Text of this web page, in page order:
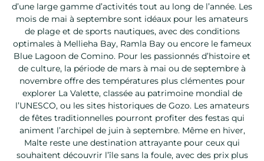
d’une large gamme d’activités tout au long de l’année. Les
mois de mai à septembre sont idéaux pour les amateurs
de plage et de sports nautiques, avec des conditions
optimales à Mellieha Bay, Ramla Bay ou encore le fameux
Blue Lagoon de Comino. Pour les passionnés d’histoire et
de culture, la période de mars à mai ou de septembre à
novembre offre des températures plus clémentes pour
explorer La Valette, classée au patrimoine mondial de
l’UNESCO, ou les sites historiques de Gozo. Les amateurs
de fêtes traditionnelles pourront profiter des festas qui
animent l’archipel de juin à septembre. Même en hiver,
Malte reste une destination attrayante pour ceux qui
souhaitent découvrir l’île sans la foule, avec des prix plus